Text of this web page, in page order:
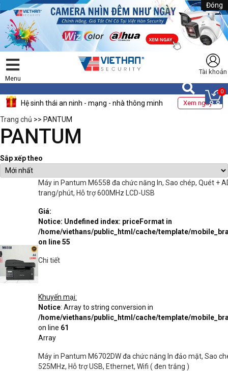
Đóng
Menu
Tài khoản
0
Hệ sinh thái an ninh - mạng - nhà thông minh Xem ngay >
Trang chủ >> PANTUM
PANTUM
Sắp xếp theo
Máy in Pantum M6558 đa chức năng In, Sao chép, Quét +
trang/phút, Hỗ trợ 600MHz LCD-USB
Giá:
Notice: Undefined index: priceFormat in
/home/viethans/public_html/cache/template/
on line55
Chi tiết
Khuyến mại:
Notice: Array to string conversion in
/home/viethans/public_html/cache/template/
on line 61
Array
Máy in Pantum M6702DW đa chức năng In đảo mặt, Sao
525MHz, Hỗ trợ USB, Ethernet, Wifi ( đen trắng )